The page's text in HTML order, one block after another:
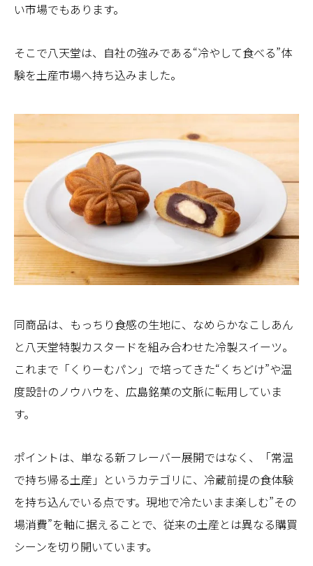
い市場でもあります。
そこで八天堂は、自社の強みである“冷やして食べる”体
験を土産市場へ持ち込みました。
同商品は、もっちり食感の生地に、なめらかなこしあん
と八天堂特製カスタードを組み合わせた冷製スイーツ。
これまで「くりーむパン」で培ってきた“くちどけ”や温
度設計のノウハウを、広島銘菓の文脈に転用していま
す。
ポイントは、単なる新フレーバー展開ではなく、「常温
で持ち帰る土産」というカテゴリに、冷蔵前提の食体験
を持ち込んでいる点です。現地で冷たいまま楽しむ”その
場消費”を軸に据えることで、従来の土産とは異なる購買
シーンを切り開いています。